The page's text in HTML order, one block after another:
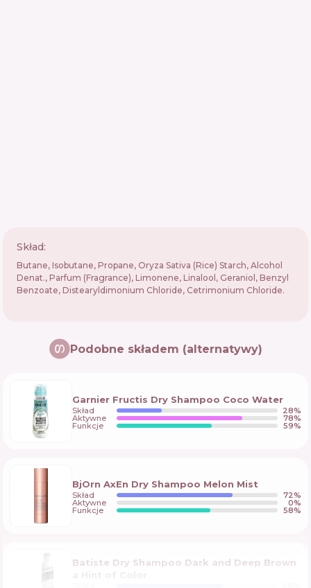
Skład:
Butane, Isobutane, Propane, Oryza Sativa (Rice) Starch, Alcohol
Denat., Parfum (Fragrance), Limonene, Linalool, Geraniol, Benzyl
Benzoate, Distearyldimonium Chloride, Cetrimonium Chloride.
Podobne składem (alternatywy)
Garnier Fructis Dry Shampoo Coco Water
Skład 28%
Aktywne 78%
Funkcje 59%
BjOrn AxEn Dry Shampoo Melon Mist
Skład 72%
Aktywne 0%
Funkcje 58%
Batiste Dry Shampoo Dark and Deep Brown